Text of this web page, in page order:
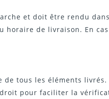
et doit être rendu
horaire de livraison. En
tous les éléments livrés.
pour faciliter la